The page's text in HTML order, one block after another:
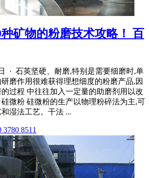
矿物的粉磨技术攻略！ 百
· 石英坚硬、耐磨,特别是需要细磨时,单
磨作用很难获得理想细度的粉磨产品,因
过程 中往往加入一定量的助磨剂用以改
微粉 硅微粉的生产以物理粉碎法为主,可
湿法工艺。干法 ...
8511